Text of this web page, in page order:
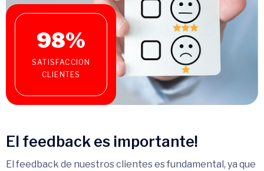
98%
SATISFACCION
CLIENTES
El feedback es importante!
El feedback de nuestros clientes es fundamental, ya que